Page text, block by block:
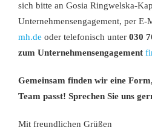
sich bitte an Gosia Ringwelska-
Unternehmensengagement, per E-
mh.de oder telefonisch unter 030
zum Unternehmensengagement
Gemeinsam finden wir eine
Team passt! Sprechen Sie uns
Mit freundlichen Grüßen